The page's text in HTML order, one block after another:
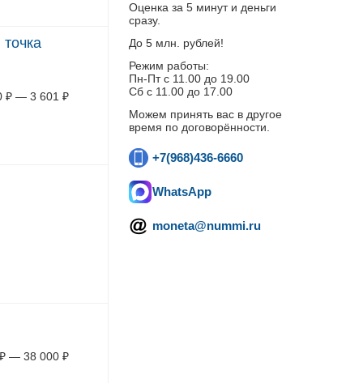
₽ — 3 601 ₽
₽ — 38 000 ₽
Оценка за 5 минут и деньги
сразу.
До 5 млн. рублей!
Режим работы:
Пн-Пт c 11.00 до 19.00
Сб с 11.00 до 17.00
Можем принять вас в другое
время по договорённости.
+7(968)436-6660
WhatsApp
moneta@nummi.ru